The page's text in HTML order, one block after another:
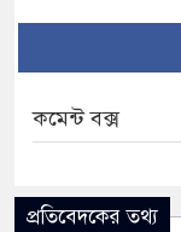
কমেন্ট বক্স
প্রতিবেদকের তথ্য